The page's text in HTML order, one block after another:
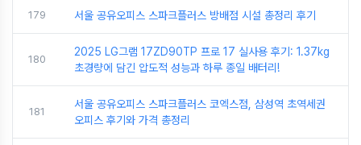
179 서울 공유오피스 스파크플러스 방배점 시설 총정리 후기
180
2025 LG그램 17ZD90TP 프로 17 실사용 후기: 1.37kg
초경량에 담긴 압도적 성능과 하루 종일 배터리!
181
서울 공유오피스 스파크플러스 코엑스점, 삼성역 초역세권
오피스 후기와 가격 총정리